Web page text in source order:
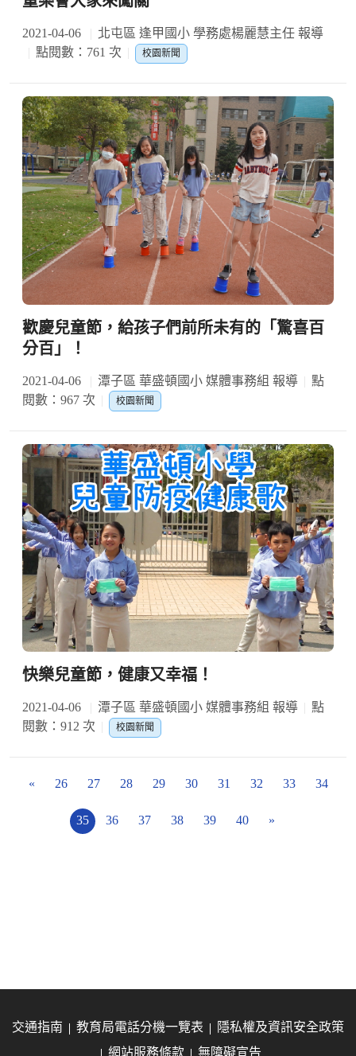
2021-04-06
北屯區 逢甲國小 學務處楊麗慧主任 報導
點閱數：761 次
校園新聞
歡慶兒童節，給孩子們前所未有的「驚喜百
分百」！
2021-04-06 潭子區 華盛頓國小 媒體事務組 報導
點
閱數：967 次
校園新聞
快樂兒童節，健康又幸福！
2021-04-06 潭子區 華盛頓國小 媒體事務組 報導
點
閱數：912 次
校園新聞
« 26 27 28 29 30 31 32 33 34
35 36 37 38 39 40 »
交通指南 教育局電話分機一覽表
隱私權及資訊安全政策
網站服務條款
無障礙宣告